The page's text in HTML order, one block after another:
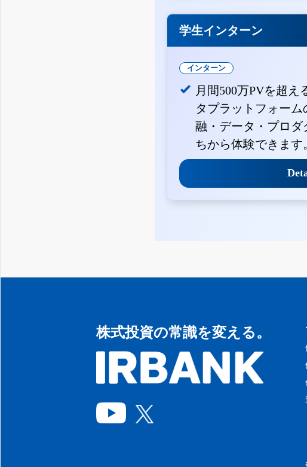
学生インターン
インターン
月間500万PVを超
タプラットフォー
融・データ・プロダ
ちから体験できます
株式投資の常識を変える。